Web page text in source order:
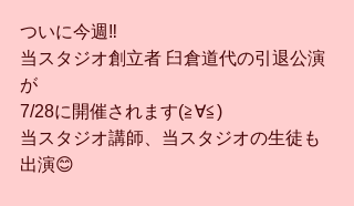
ついに今週‼️
当スタジオ創立者 臼倉道代の引退公演
が
7/28に開催されます(≧∀≦)
当スタジオ講師、当スタジオの生徒も
出演😊